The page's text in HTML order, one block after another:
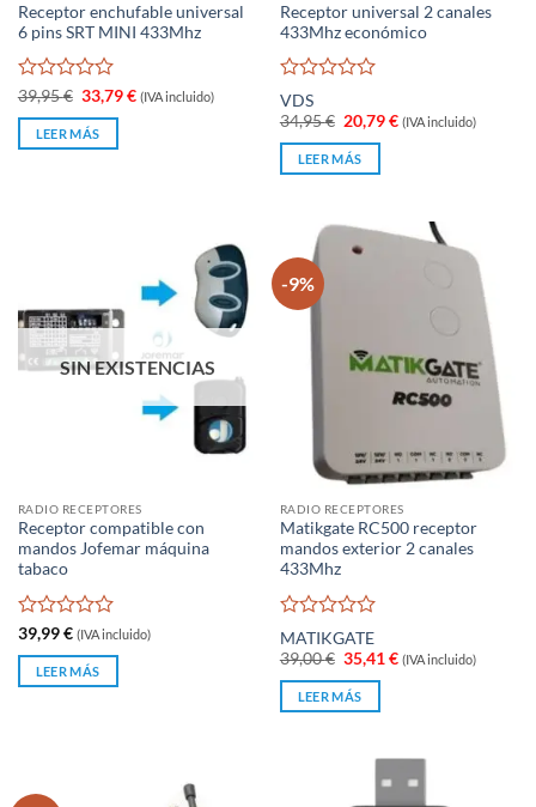
Receptor enchufable universal
6 pins SRT MINI 433Mhz
Valorado
con
de
39,95€ El
precio
original
era:
33,79€El
precio
(IVA incluido)
LEER MÁS
Receptor universal 2 canales
433Mhz económico
Valorado
con
0
5
VDS
34,95€ El
precio
original
era:
20,79€El
precio
(IVA incluido)
LEER MÁS
SIN EXISTENCIAS
RADIO RECEPTORES
Receptor compatible con
mandos Jofemar máquina
tabaco
Valorado
con
de
39,99€ (IVA incluido)
LEER MÁS
-9%
RADIO RECEPTORES
Matikgate RC500 receptor
mandos exterior 2 canales
433Mhz
Valorado
con
0
5
MATIKGATE
39,00€ El
precio
original
era:
35,41€El
precio
(IVA incluido)
LEER MÁS